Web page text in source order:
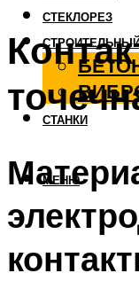
СТЕКЛОРЕЗ
СТАНКИ
МЕНЮ